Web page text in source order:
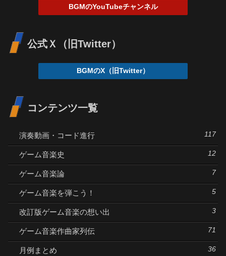
BGMのYouTubeチャンネル
公式Ｘ（旧Twitter）
BGMのX（旧Twitter）
コンテンツ一覧
演奏動画・コード進行 117
ゲーム音楽史 12
ゲーム音楽論 7
ゲーム音楽を弾こう！ 5
改訂版ゲーム音楽の想い出 3
ゲーム音楽作曲家列伝 71
月例まとめ 36